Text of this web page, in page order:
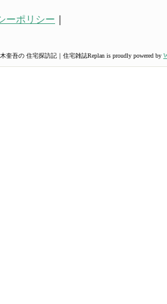
ーポリシー
奎吾の 住宅探訪記｜住宅雑誌Replan is proudly powered by